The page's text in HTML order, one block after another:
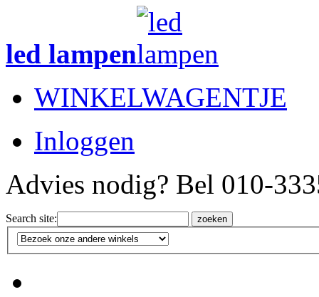
led lampen
WINKELWAGENTJE
Inloggen
Advies nodig? Bel 010-
Search site: zoeken